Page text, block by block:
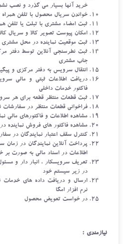
خرید آنها بسیار می گذرد و نصب
خواندن سریال محصول با تلفن همراه
ثبت امضاء مشتری با تبلت یا تلفن
امکان پیوست تصویر کالا و سریال
ثبت موقعیت نماینده در محل مشتری
ثبت نطرسنجی آنلاین توسط دفتر
جاب مشتری
انتقال سرویس به دفتر مرکزی و
دریافت اطلاعات ثبتی و مالی
فاکتور خدمات داخلی
ثبت قطعات منتظر قطعه برای هر
فراخوانی قطعات منتظر در سفارشات
مشاهده اطلاعات و فاکتورهای مالی
مشاهده فاکتور های فروش نماینده
کنترل سقف اعتبار نمایندگان در
پرداخت آنلاین نمایندگان در
اطلاعات در اسناد مالی به صورت بر
تعریف سرویسکار ، انبار دار و
در زیر سیستم خود
ارسال و دریافت داده های خدمات
نرم افزار امگا
در خواست تعویض محصول
نیازمندی :